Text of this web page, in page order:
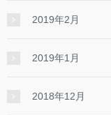
2019年2月
2019年1月
2018年12月